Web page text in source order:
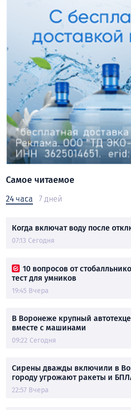
Самое читаемое
24 часа 7 дней
Когда включат воду после
07:13 Сегодня
10 вопросов от
тест для умников
19:45 Вчера
В Воронеже крупный
вместе с машинами
09:22 Сегодня
Сирены дважды включили в
городу угрожают ракеты и
22:57 Вчера